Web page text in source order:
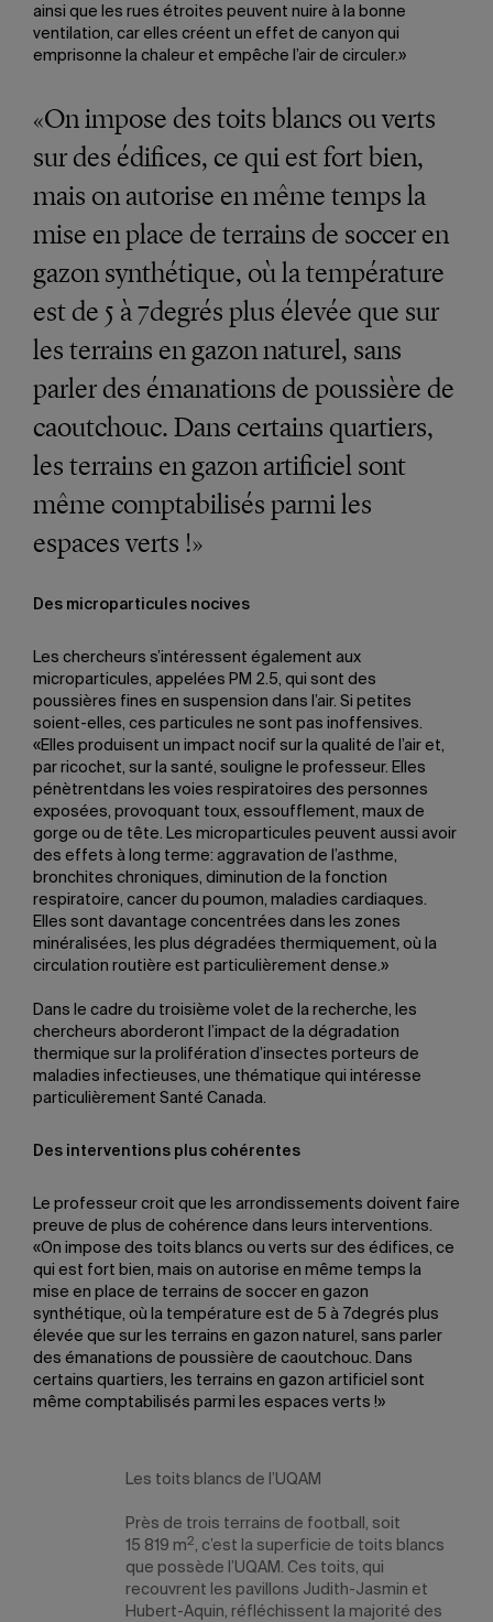
ainsi que les rues étroites peuvent nuire à la bonne
ventilation, car elles créent un effet de canyon qui
emprisonne la chaleur et empêche l’air de circuler.»
«On impose des toits blancs ou verts
sur des édifices, ce qui est fort bien,
mais on autorise en même temps la
mise en place de terrains de soccer en
gazon synthétique, où la température
est de 5 à 7degrés plus élevée que sur
les terrains en gazon naturel, sans
parler des émanations de poussière de
caoutchouc. Dans certains quartiers,
les terrains en gazon artificiel sont
même comptabilisés parmi les
espaces verts !»
Des microparticules nocives
Les chercheurs s’intéressent également aux
microparticules, appelées PM 2.5, qui sont des
poussières fines en suspension dans l’air. Si petites
soient-elles, ces particules ne sont pas inoffensives.
«Elles produisent un impact nocif sur la qualité de l’air et,
par ricochet, sur la santé, souligne le professeur. Elles
pénètrentdans les voies respiratoires des personnes
exposées, provoquant toux, essoufflement, maux de
gorge ou de tête. Les microparticules peuvent aussi avoir
des effets à long terme: aggravation de l’asthme,
bronchites chroniques, diminution de la fonction
respiratoire, cancer du poumon, maladies cardiaques.
Elles sont davantage concentrées dans les zones
minéralisées, les plus dégradées thermiquement, où la
circulation routière est particulièrement dense.»
Dans le cadre du troisième volet de la recherche, les
chercheurs aborderont l’impact de la dégradation
thermique sur la prolifération d’insectes porteurs de
maladies infectieuses, une thématique qui intéresse
particulièrement Santé Canada.
Des interventions plus cohérentes
Le professeur croit que les arrondissements doivent faire
preuve de plus de cohérence dans leurs interventions.
«On impose des toits blancs ou verts sur des édifices, ce
qui est fort bien, mais on autorise en même temps la
mise en place de terrains de soccer en gazon
synthétique, où la température est de 5 à 7degrés plus
élevée que sur les terrains en gazon naturel, sans parler
des émanations de poussière de caoutchouc. Dans
certains quartiers, les terrains en gazon artificiel sont
même comptabilisés parmi les espaces verts !»
Les toits blancs de l’UQAM
Près de trois terrains de football, soit
15 819 m2 , c’est la superficie de toits blancs
que possède l’UQAM. Ces toits, qui
recouvrent les pavillons Judith-Jasmin et
Hubert-Aquin, réfléchissent la majorité des